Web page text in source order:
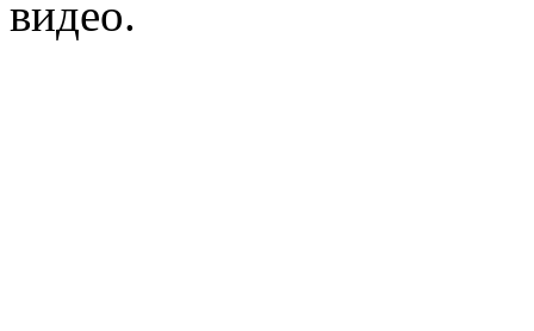
видео.